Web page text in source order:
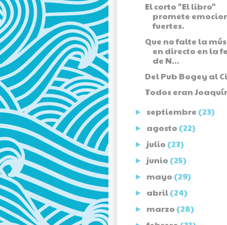
El corto "El libro"
promete
fuertes.
Que no falte la
en directo en la
de N...
Del Pub Bogey al
Todos eran
► septiembre (23)
► agosto (22)
► julio (23)
► junio (25)
► mayo (29)
► abril(24)
► marzo (28)